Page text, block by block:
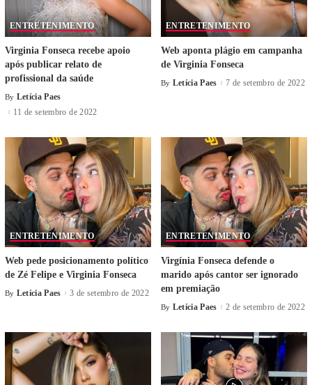
ENTRETENIMENTO
Virginia Fonseca recebe apoio
após publicar relato de
profissional da saúde
By Letícia Paes
11 de setembro de 2022
ENTRETENIMENTO
Web aponta plágio em campanha
de Virginia Fonseca
By Letícia Paes 7 de setembro de 2022
ENTRETENIMENTO
Web pede posicionamento político
de Zé Felipe e Virginia Fonseca
By Letícia Paes 3 de setembro de 2022
ENTRETENIMENTO
Virgínia Fonseca defende o
marido após cantor ser ignorado
em premiação
By Letícia Paes 2 de setembro de 2022